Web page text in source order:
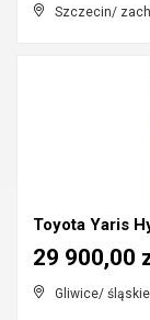
Szczecin/
Toyota Yaris
Gliwice/ śląskie
29 900,00